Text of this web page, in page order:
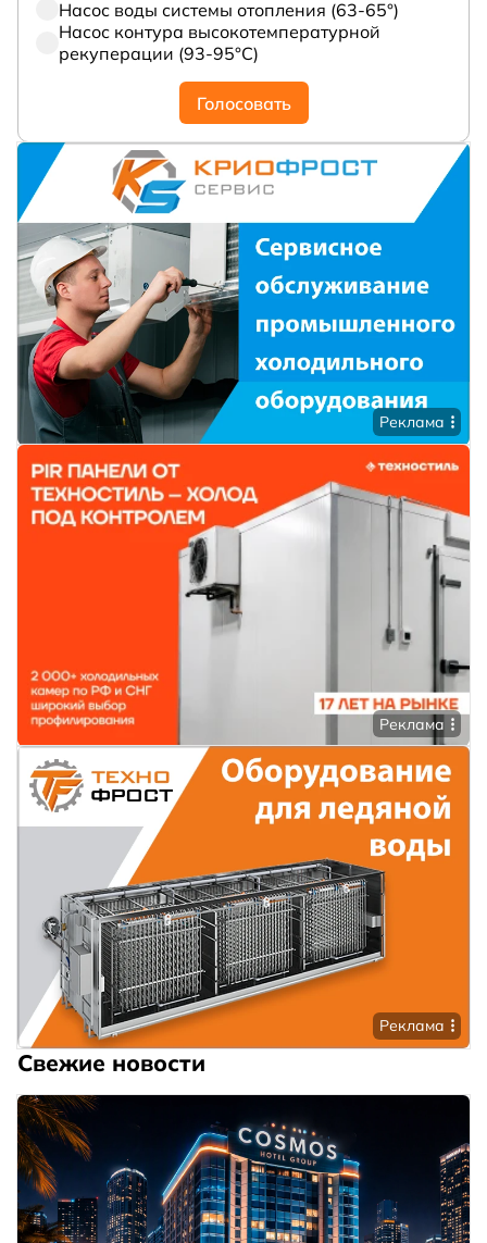
Насос воды системы отопления (63-65°)
Насос контура высокотемпературной
рекуперации (93-95°С)
Голосовать
Реклама
Реклама
Реклама
Свежие новости